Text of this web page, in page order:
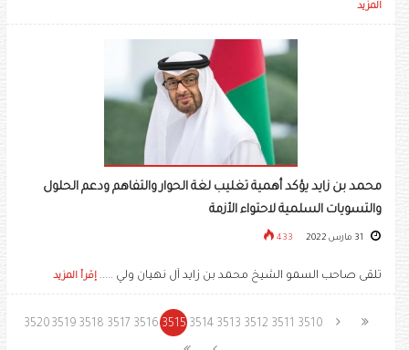
المزيد
محمد بن زايد يؤكد أهمية تغليب لغة الحوار والتفاهم ودعم الحلول
والتسويات السلمية لاحتواء الأزمة
433
تلقى صاحب السمو الشيخ محمد بن زايد آل نهيان ولي ..... إقرأ المزيد
3510
3511
3512
3513
3514
3515
3516
3517
3518
3519
3520